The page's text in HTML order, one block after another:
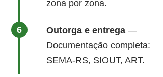
zona por zona.
Outorga e entrega —
Documentação completa:
SEMA-RS, SIOUT, ART.